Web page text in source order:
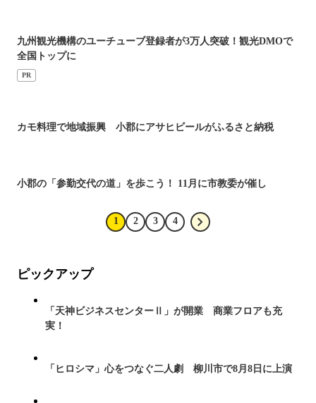
九州観光機構のユーチューブ登録者が3万人突破！観光DMOで
全国トップに
PR
カモ料理で地域振興 小郡にアサヒビールがふるさと納税
小郡の「参勤交代の道」を歩こう！ 11月に市教委が催し
1 2 3 4
ピックアップ
「天神ビジネスセンターⅡ」が開業 商業フロアも充
実！
「ヒロシマ」心をつなぐ二人劇 柳川市で8月8日に上演